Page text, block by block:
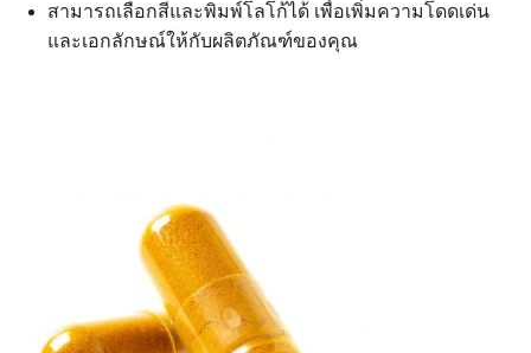
สามารถเลือกสีและพิมพ์โลโก้ได้ เพื่อเพิ่มความโดดเด่น
และเอกลักษณ์ให้กับผลิตภัณฑ์ของคุณ